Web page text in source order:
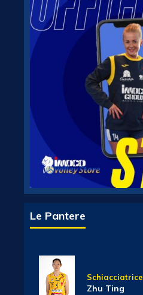
Le Pantere
Schiacciatrice
Zhu Ting